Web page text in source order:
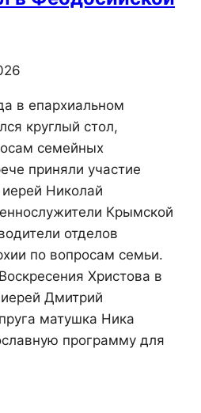
в епархиальном
круглый стол,
семейных
приняли участие
иерей Николай
Крымской
отделов
по вопросам семьи.
Христова в
Дмитрий
матушка Ника
программу для